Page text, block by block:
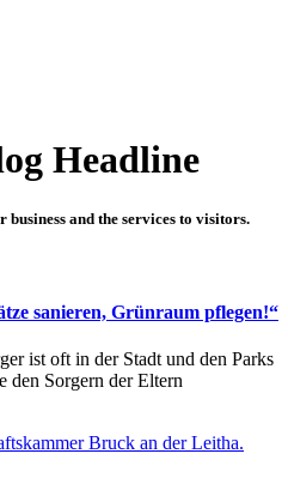
Headline
and the services to visitors.
sanieren, Grünraum pflegen!“
ist oft in der Stadt und den Parks
den Sorgern der Eltern